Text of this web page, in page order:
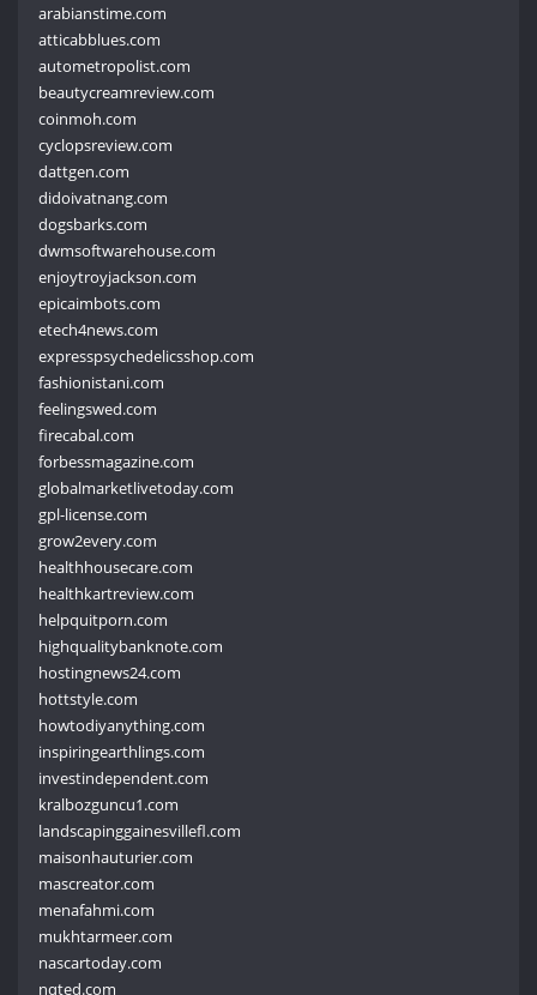
arabianstime.com
atticabblues.com
autometropolist.com
beautycreamreview.com
coinmoh.com
cyclopsreview.com
dattgen.com
didoivatnang.com
dogsbarks.com
dwmsoftwarehouse.com
enjoytroyjackson.com
epicaimbots.com
etech4news.com
expresspsychedelicsshop.com
fashionistani.com
feelingswed.com
firecabal.com
forbessmagazine.com
globalmarketlivetoday.com
gpl-license.com
grow2every.com
healthhousecare.com
healthkartreview.com
helpquitporn.com
highqualitybanknote.com
hostingnews24.com
hottstyle.com
howtodiyanything.com
inspiringearthlings.com
investindependent.com
kralbozguncu1.com
landscapinggainesvillefl.com
maisonhauturier.com
mascreator.com
menafahmi.com
mukhtarmeer.com
nascartoday.com
nqted.com